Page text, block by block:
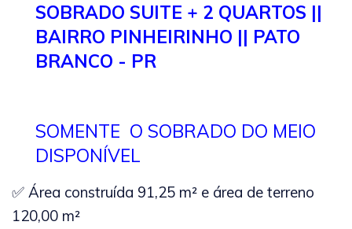
SOBRADO SUITE + 2 QUARTOS ||
BAIRRO PINHEIRINHO || PATO
BRANCO - PR
SOMENTE O SOBRADO DO MEIO
DISPONÍVEL
✅ Área construída 91,25 m² e área de terreno
120,00 m²